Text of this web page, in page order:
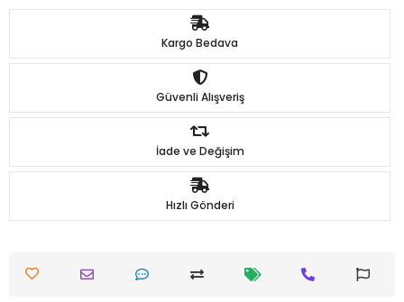
Kargo Bedava
Güvenli Alışveriş
İade ve Değişim
Hızlı Gönderi